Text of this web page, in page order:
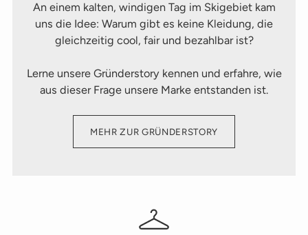
An einem kalten, windigen Tag im Skigebiet kam
uns die Idee: Warum gibt es keine Kleidung, die
gleichzeitig cool, fair und bezahlbar ist?
Lerne unsere Gründerstory kennen und erfahre, wie
aus dieser Frage unsere Marke entstanden ist.
MEHR ZUR GRÜNDERSTORY